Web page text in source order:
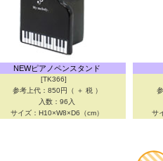
NEWピアノペンスタンド
[TK366]
参考上代：850円（ ＋ 税 ）
入数：96入
サイズ：H10×W8×D6（cm）
サ